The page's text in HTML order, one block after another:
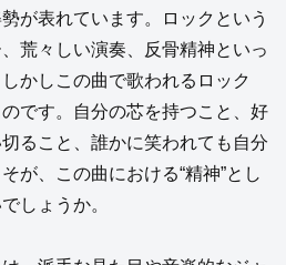
が表れています。ロックという
荒々しい演奏、反骨精神といっ
かしこの曲で歌われるロック
です。自分の芯を持つこと、好
ること、誰かに笑われても自分
が、この曲における“精神”とし
しょうか。